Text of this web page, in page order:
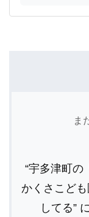
ま
“宇多津町の
かくさこど
してる”